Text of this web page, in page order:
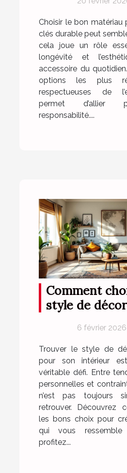
Choisir le bon matériau
clés durable peut
cela joue un rôle
longévité et
accessoire du
options les plus
respectueuses de
permet d’allier
responsabilité....
Comment
style de
6 février 2026
Trouver le style de
pour son intérieur
véritable défi. Entre
personnelles et
n’est pas toujours
retrouver. Découvrez
les bons choix pour
qui vous
profitez...